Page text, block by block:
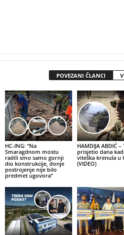
POVEZANI ČLANCI
HC-ING: “Na
Smaragdnom mostu
radili smo samo gornji
dio konstrukcije, donje
postrojenje nije bilo
predmet ugovora”
HAMDIJA ABDIĆ –
prisjetio dana
viteška krenula u
(VIDEO)